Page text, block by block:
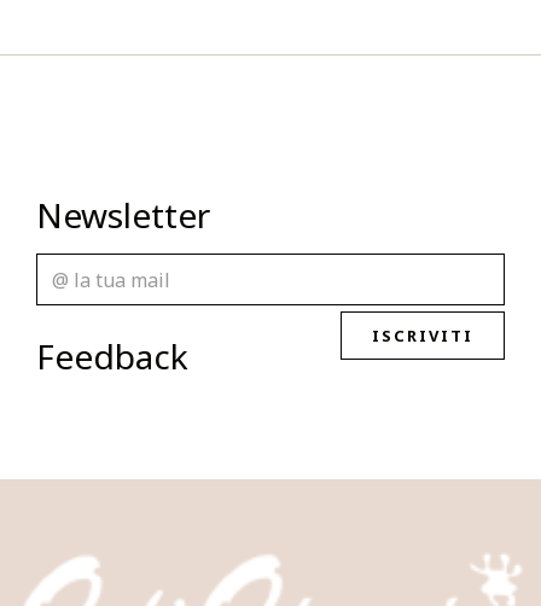
Newsletter
ISCRIVITI
Feedback